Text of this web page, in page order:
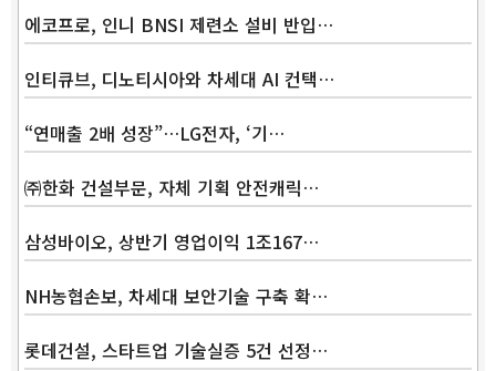
에코프로, 인니 BNSI 제련소 설비 반입…
인티큐브, 디노티시아와 차세대 AI 컨택…
“연매출 2배 성장”…LG전자, ‘기…
㈜한화 건설부문, 자체 기획 안전캐릭…
삼성바이오, 상반기 영업이익 1조167…
NH농협손보, 차세대 보안기술 구축 확…
롯데건설, 스타트업 기술실증 5건 선정…